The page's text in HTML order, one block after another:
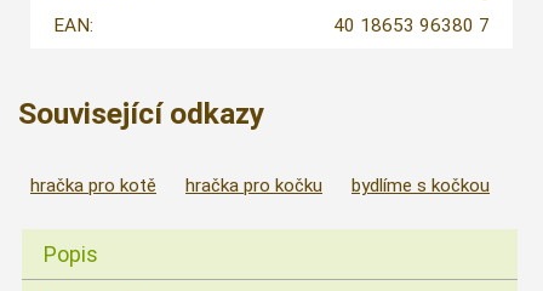
EAN:
40 18653 96380 7
Související odkazy
hračka pro kotě hračka pro kočku bydlíme s kočkou
Popis